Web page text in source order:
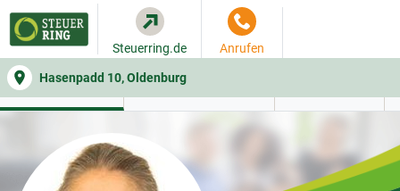
Hasenpadd 10, Oldenburg
Steuerring.de Anrufen
WER SIE BERÄT BEITRAGSRECHNER